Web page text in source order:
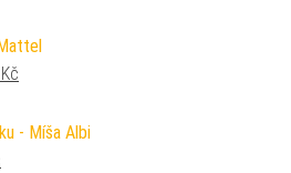
cena byla: 349 Kč.
Kč
- Míša Albi
cena byla: 65 Kč.